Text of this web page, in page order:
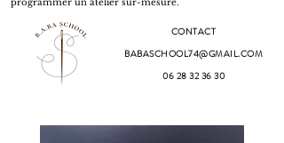
CONTACT
BABASCHOOL74@GMAIL.COM
06 28 32 36 30